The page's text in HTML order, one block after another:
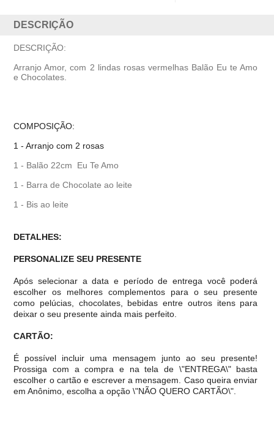
DESCRIÇÃO
DESCRIÇÃO:
Arranjo Amor, com 2 lindas rosas vermelhas Balão Eu te Amo
e Chocolates.
COMPOSIÇÃO:
1 - Arranjo com 2 rosas
1 - Balão 22cm Eu Te Amo
1 - Barra de Chocolate ao leite
1 - Bis ao leite
DETALHES:
PERSONALIZE SEU PRESENTE
Após selecionar a data e período de entrega você poder
escolher os melhores complementos para o seu presente
como pelúcias, chocolates, bebidas entre outros itens para
deixar o seu presente ainda mais perfeito.
CARTÃO:
É possível incluir uma mensagem junto ao seu presente!
Prossiga com a compra e na tela de \"ENTREGA\" basta
escolher o cartão e escrever a mensagem. Caso queira enviar
em Anônimo, escolha a opção \"NÃO QUERO CARTÃO\".